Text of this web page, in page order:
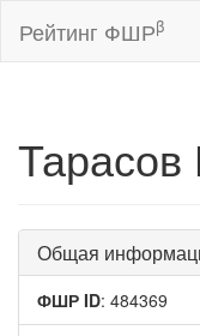
Рейтинг ФШРβ
Тарасов
Общая
ФШР ID: 484369